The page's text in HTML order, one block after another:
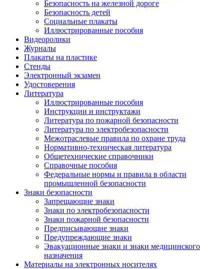
Безопасность на железной дороге
Безопасность детей
Социальные плакаты
Иллюстрированные пособия
Видеоролики
Журналы
Плакаты на пластике
Стенды
Электронный экзамен
Удостоверения
Литература
Иллюстрированные пособия
Инструкции и инструктажи
Литература по пожарной безопасности
Литература по электробезопасности
Межотраслевые правила по охране труда
Нормативно-техническая литература
Общетехнические справочники
Справочные пособия
Федеральные нормы и правила в области
промышленной безопасности
Знаки безопасности
Запрещающие знаки
Знаки по электробезопасности
Знаки пожарной безопасности
Предписывающие знаки
Предупреждающие знаки
Эвакуационные знаки и знаки медицинского
назначения
Материалы на электронных носителях